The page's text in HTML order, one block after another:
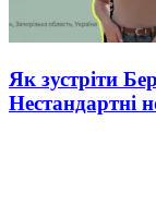
Як зустріти
Нестандартні